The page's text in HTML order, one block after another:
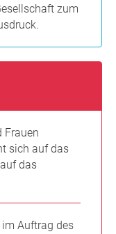
zum
Frauen
sich auf das
das
Auftrag des